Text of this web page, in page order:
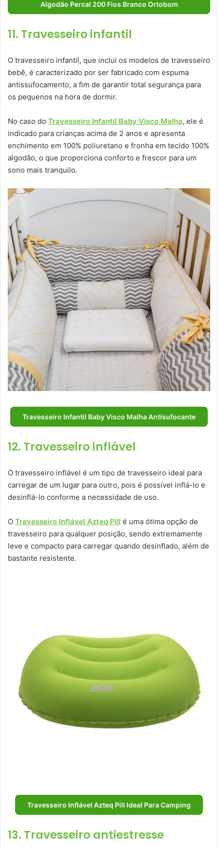
Algodão Percal 200 Fios Branco Ortobom
11. Travesseiro infantil
O travesseiro infantil, que inclui os modelos de travesseiro
bebê, é caracterizado por ser fabricado com espuma
antissufocamento, a fim de garantir total segurança para
os pequenos na hora de dormir.
No caso do Travesseiro Infantil Baby Visco Malha, ele é
indicado para crianças acima de 2 anos e apresenta
enchimento em 100% poliuretano e fronha em tecido 100%
algodão, o que proporciona conforto e frescor para um
sono mais tranquilo.
Travesseiro Infantil Baby Visco Malha Antisufocante
12. Travesseiro inflável
O travesseiro inflável é um tipo de travesseiro ideal para
carregar de um lugar para outro, pois é possível inflá-lo e
desinflá-lo conforme a necessidade de uso.
O Travesseiro Inflável Azteq Pill é uma ótima opção de
travesseiro para qualquer posição, sendo extremamente
leve e compacto para carregar quando desinflado, além de
bastante resistente.
Travesseiro Inflável Azteq Pill Ideal Para Camping
13. Travesseiro antiestresse